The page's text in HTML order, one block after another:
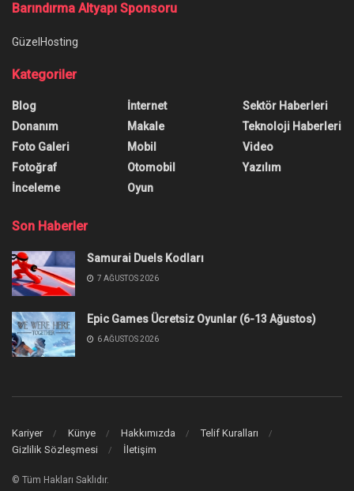
Microsoft, Eski Windows 10
Sürümü Kullanılmasını
İstemiyor
Microsoft, eski Windows 10 sürümü kullanımına
son verilmesi için hatırlatma yaptı. Kullanıcıları
yeni sürüme yönlendirdi.
Yazar: Burak Öz 15 Mayıs 2023
Paylaşım